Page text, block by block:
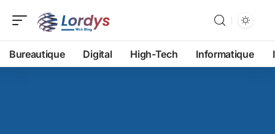
Bureautique Digital High-Tech Informatique